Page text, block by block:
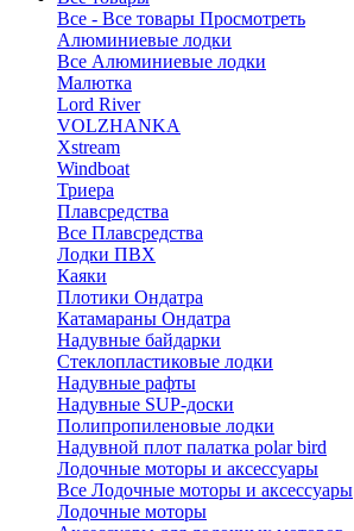
Все - Все товары Просмотреть
Алюминиевые лодки
Все Алюминиевые лодки
Малютка
Lord River
VOLZHANKA
Xstream
Windboat
Триера
Плавсредства
Все Плавсредства
Лодки ПВХ
Каяки
Плотики Ондатра
Катамараны Ондатра
Надувные байдарки
Стеклопластиковые лодки
Надувные рафты
Надувные SUP-доски
Полипропиленовые лодки
Надувной плот палатка polar bird
Лодочные моторы и аксессуары
Все Лодочные моторы и аксессуары
Лодочные моторы